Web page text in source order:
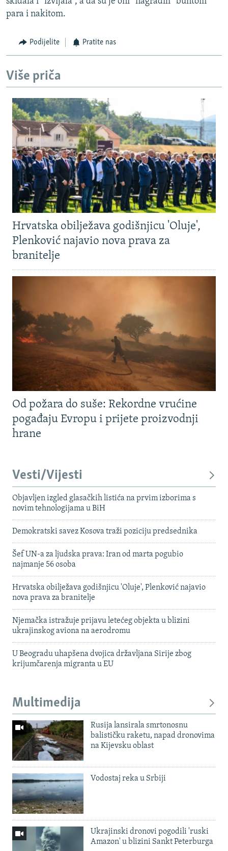
para i nakitom.
Podijelite Pratite nas
Više priča
Hrvatska obilježava godišnjicu 'Oluje',
Plenković najavio nova prava za
branitelje
Od požara do suše: Rekordne vrućine
pogađaju Evropu i prijete proizvodnji
hrane
Vesti/Vijesti
Objavljen izgled glasačkih listića na prvim izborima s
novim tehnologijama u BiH
Demokratski savez Kosova traži poziciju predsednika
Šef UN-a za ljudska prava: Iran od marta pogubio
najmanje 56 osoba
Hrvatska obilježava godišnjicu 'Oluje', Plenković najavio
nova prava za branitelje
Njemačka istražuje prijavu letećeg objekta u blizini
ukrajinskog aviona na aerodromu
U Beogradu uhapšena dvojica državljana Sirije zbog
krijumčarenja migranta u EU
Multimedija
Rusija lansirala smrtonosnu
balističku raketu, napad dronovima
na Kijevsku oblast
Vodostaj reka u Srbiji
Ukrajinski dronovi pogodili 'ruski
Amazon' u blizini Sankt Peterburga